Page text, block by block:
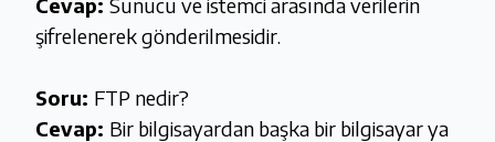
şifrelenerek gönderilmesidir.
Soru: FTP nedir?
Cevap: Bir bilgisayardan başka bir bilgisayar ya